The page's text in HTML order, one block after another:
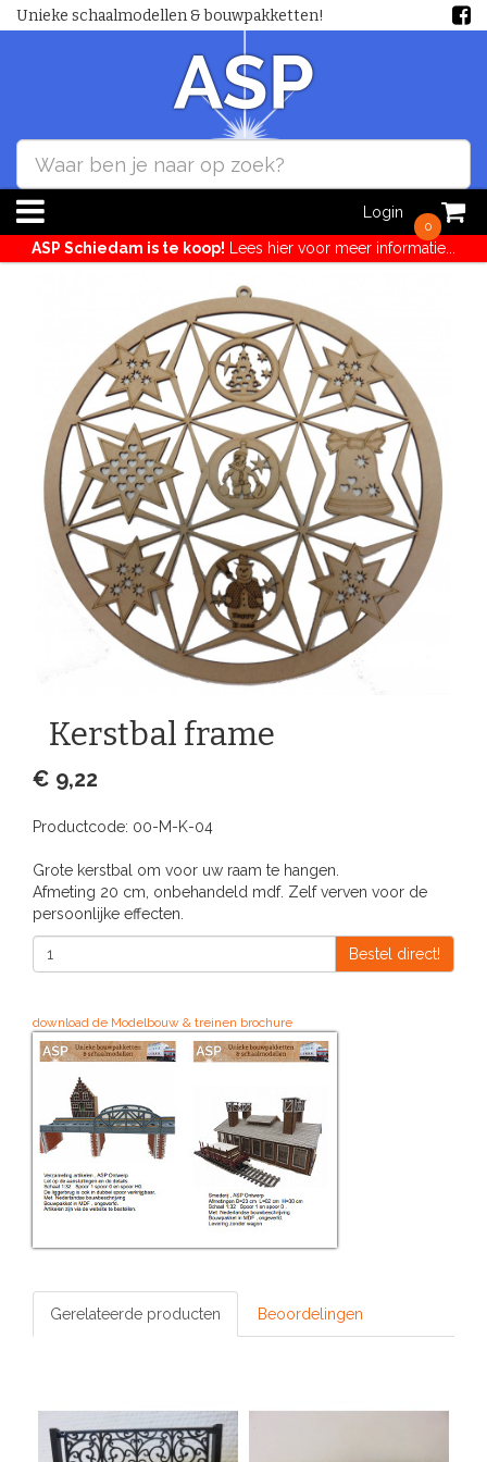
Unieke schaalmodellen & bouwpakketten!
0
Login
ASP Schiedam is te koop! Lees hier voor meer informatie...
Kerstbal frame
€ 9,22
Productcode: 00-M-K-04
Grote kerstbal om voor uw raam te hangen.
Afmeting 20 cm, onbehandeld mdf. Zelf verven voor de
persoonlijke effecten.
Bestel direct!
download de Modelbouw & treinen brochure
Gerelateerde producten Beoordelingen